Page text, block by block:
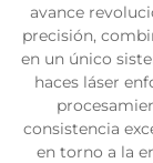
avance
precisión,
en un único
haces láser
consistencia
en torno a la